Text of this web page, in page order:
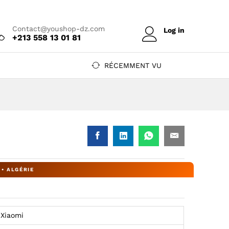
Contact@youshop-dz.com
+213 558 13 01 81
Log in
RÉCEMMENT VU
DZ
Xiaomi